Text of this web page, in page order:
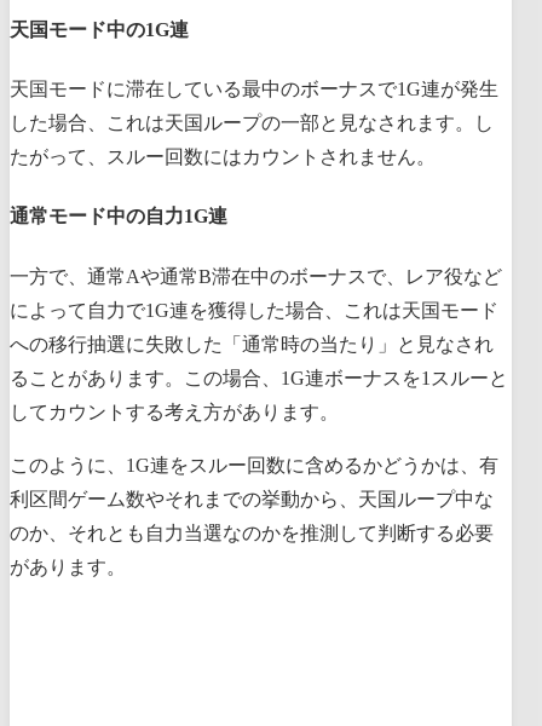
天国モード中の1G連
天国モードに滞在している最中のボーナスで1G連が発生
した場合、これは天国ループの一部と見なされます。し
たがって、スルー回数にはカウントされません。
通常モード中の自力1G連
一方で、通常Aや通常B滞在中のボーナスで、レア役など
によって自力で1G連を獲得した場合、これは天国モード
への移行抽選に失敗した「通常時の当たり」と見なされ
ることがあります。この場合、1G連ボーナスを1スルーと
してカウントする考え方があります。
このように、1G連をスルー回数に含めるかどうかは、有
利区間ゲーム数やそれまでの挙動から、天国ループ中な
のか、それとも自力当選なのかを推測して判断する必要
があります。